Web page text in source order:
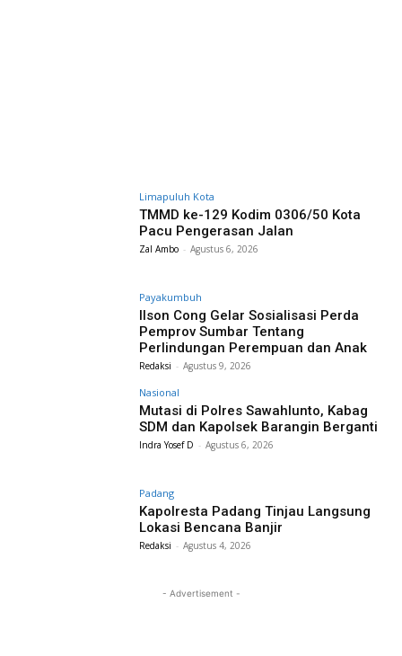
Limapuluh Kota
TMMD ke-129 Kodim 0306/50 Kota
Pacu Pengerasan Jalan
Zal Ambo - Agustus 6, 2026
Payakumbuh
Ilson Cong Gelar Sosialisasi Perda
Pemprov Sumbar Tentang
Perlindungan Perempuan dan Anak
Redaksi - Agustus 9, 2026
Nasional
Mutasi di Polres Sawahlunto, Kabag
SDM dan Kapolsek Barangin Berganti
Indra Yosef D - Agustus 6, 2026
Padang
Kapolresta Padang Tinjau Langsung
Lokasi Bencana Banjir
Redaksi - Agustus 4, 2026
- Advertisement -